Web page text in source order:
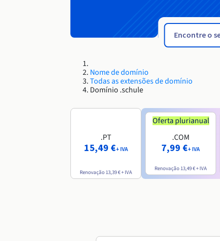
Nome de domínio
Todas as extensões de domínio
Domínio .schule
.PT
15,49 €+ IVA
Renovação 13,39 €+ IVA
Oferta plurianual
.COM
7,99 €+ IVA
Renovação 13,49 €+ IVA